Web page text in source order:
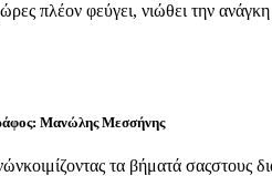
πλέον φεύγει, νιώθει την
Μανώλης Μεσσήνης
τα βήματά σαςστους